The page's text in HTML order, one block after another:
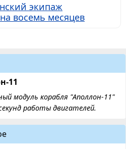
экипаж
восемь месяцев
11
модуль корабля "Аполлон-11"
работы двигателей.